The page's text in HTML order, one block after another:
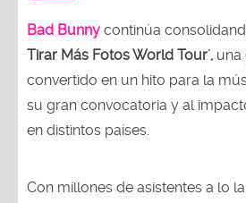
Bad Bunny continúa
Tirar Más Fotos World Tour', una
convertido en un hito para la
su gran convocatoria y al
en distintos países.
Con millones de asistentes a lo